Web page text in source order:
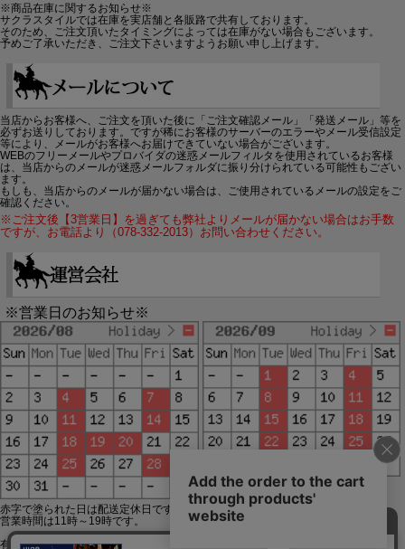
※商品在庫に関するお知らせ※
サクラスタイルでは在庫を実店舗と各販路で共有しております。
そのため、ご注文頂いたタイミングによっては在庫がない場合もございます。
予めご了承いただき、ご注文下さいますようお願い申し上げます。
当店からお客様へ、ご注文を頂いた後に「ご注文確認メール」「発送メール」等を
必ずお送りしております。ですが稀にお客様のサーバーのエラーやメール受信設定
等により、メールがお客様へお届けできていない場合がございます。
WEBのフリーメールやプロバイダの迷惑メールフィルタを使用されているお客様
は、当店からのメールが迷惑メールフォルダに振り分けられている可能性もござい
ます。
もしも、当店からのメールが届かない場合は、ご使用されているメールの設定をご
確認ください。
※ご注文後【3営業日】を過ぎても弊社よりメールが届かない場合はお手数
ですが、お電話より（078-332-2013）お問い合わせください。
※営業日のお知らせ※
赤字で塗られた日は配送定休日です。
営業時間は11時～19時です。
有限会社ジップジップ SakuraStyle通販事業部